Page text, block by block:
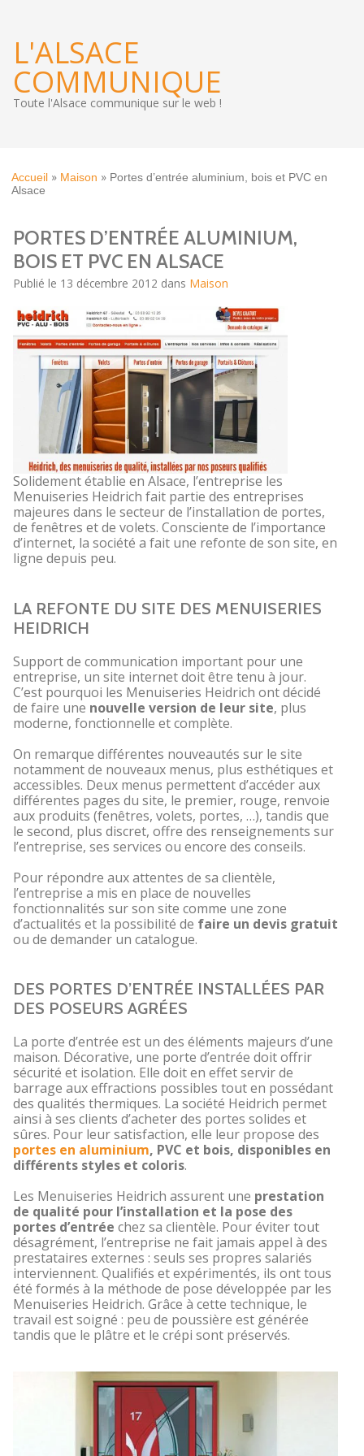
L'ALSACE
COMMUNIQUE
Toute l'Alsace communique sur le web !
Accueil » Maison » Portes d’entrée aluminium, bois et PVC en
Alsace
PORTES D’ENTRÉE ALUMINIUM,
BOIS ET PVC EN ALSACE
Publié le 13 décembre 2012 dans Maison
Solidement établie en Alsace, l’entreprise les
Menuiseries Heidrich fait partie des entreprises
majeures dans le secteur de l’installation de portes,
de fenêtres et de volets. Consciente de l’importance
d’internet, la société a fait une refonte de son site, en
ligne depuis peu.
LA REFONTE DU SITE DES MENUISERIES
HEIDRICH
Support de communication important pour une
entreprise, un site internet doit être tenu à jour.
C’est pourquoi les Menuiseries Heidrich ont décidé
de faire une nouvelle version de leur site, plus
moderne, fonctionnelle et complète.
On remarque différentes nouveautés sur le site
notamment de nouveaux menus, plus esthétiques et
accessibles. Deux menus permettent d’accéder aux
différentes pages du site, le premier, rouge, renvoie
aux produits (fenêtres, volets, portes, …), tandis que
le second, plus discret, offre des renseignements sur
l’entreprise, ses services ou encore des conseils.
Pour répondre aux attentes de sa clientèle,
l’entreprise a mis en place de nouvelles
fonctionnalités sur son site comme une zone
d’actualités et la possibilité de faire un devis gratuit
ou de demander un catalogue.
DES PORTES D’ENTRÉE INSTALLÉES PAR
DES POSEURS AGRÉES
La porte d’entrée est un des éléments majeurs d’une
maison. Décorative, une porte d’entrée doit offrir
sécurité et isolation. Elle doit en effet servir de
barrage aux effractions possibles tout en possédant
des qualités thermiques. La société Heidrich permet
ainsi à ses clients d’acheter des portes solides et
sûres. Pour leur satisfaction, elle leur propose des
portes en aluminium, PVC et bois, disponibles en
différents styles et coloris.
Les Menuiseries Heidrich assurent une prestation
de qualité pour l’installation et la pose des
portes d’entrée chez sa clientèle. Pour éviter tout
désagrément, l’entreprise ne fait jamais appel à des
prestataires externes : seuls ses propres salariés
interviennent. Qualifiés et expérimentés, ils ont tous
été formés à la méthode de pose développée par les
Menuiseries Heidrich. Grâce à cette technique, le
travail est soigné : peu de poussière est générée
tandis que le plâtre et le crépi sont préservés.